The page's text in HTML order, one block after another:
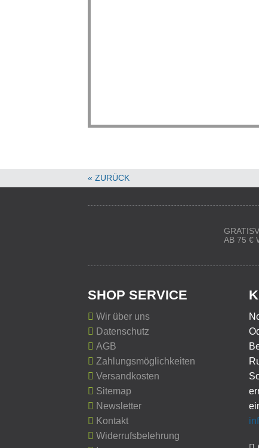
« ZURÜCK
AB 75 €
SHOP SERVICE
Wir über uns
Datenschutz
AGB
Zahlungsmöglichkeiten
Versandkosten
Sitemap
Newsletter
Kontakt
Widerrufsbelehrung